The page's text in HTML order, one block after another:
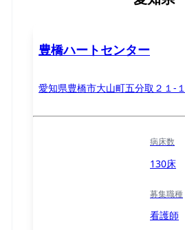
豊橋ハートセンター
愛知県豊橋市大山町五分取２１-１
病床数
130床
募集職種
看護師